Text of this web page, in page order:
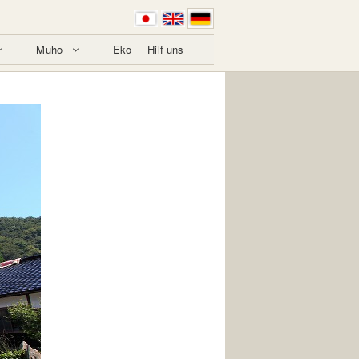
Muho Eko Hilf uns